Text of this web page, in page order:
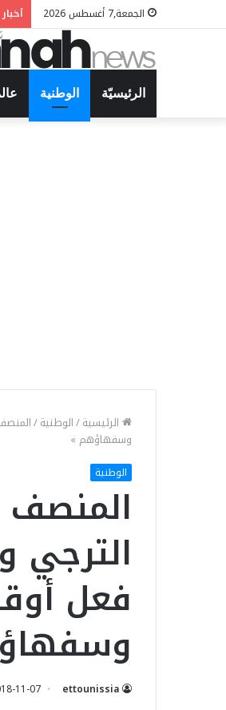
الجمعة,7 أغسطس 2026
الرئيسيّة الوطنية
الرئيسية/الوطنية/
وسفهاؤهم »
الوطنية
المنصف
الترجي
فعل
ettounissia
11-07